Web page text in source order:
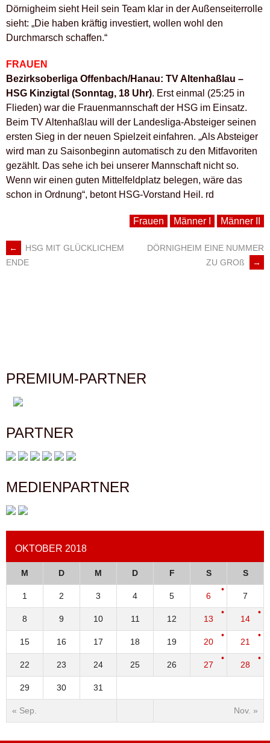
Dörnigheim sieht Heil sein Team klar in der Außenseiterrolle
sieht: „Die haben kräftig investiert, wollen wohl den
Durchmarsch schaffen.“
FRAUEN
Bezirksoberliga Offenbach/Hanau: TV Altenhaßlau –
HSG Kinzigtal (Sonntag, 18 Uhr). Erst einmal (25:25 in
Flieden) war die Frauenmannschaft der HSG im Einsatz.
Beim TV Altenhaßlau will der Landesliga-Absteiger seinen
ersten Sieg in der neuen Spielzeit einfahren. „Als Absteiger
wird man zu Saisonbeginn automatisch zu den Mitfavoriten
gezählt. Das sehe ich bei unserer Mannschaft nicht so.
Wenn wir einen guten Mittelfeldplatz belegen, wäre das
schon in Ordnung“, betont HSG-Vorstand Heil. rd
Frauen Männer I Männer II
ARTIKEL-
←
HSG MIT GLÜCKLICHEM
ENDE
DÖRNIGHEIM EINE NUMMER
ZU GROß
→
PREMIUM-PARTNER
PARTNER
MEDIENPARTNER
OKTOBER 2018
M D M D F S S
« Sep. Nov. »
1 2 3 4 5 6 7
8 9 10 11 12 13 14
15 16 17 18 19 20 21
22 23 24 25 26 27 28
29 30 31